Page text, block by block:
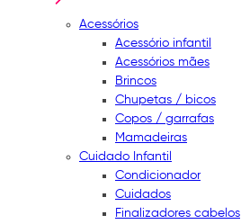
Acessórios
Acessório infantil
Acessórios mães
Brincos
Chupetas / bicos
Copos / garrafas
Mamadeiras
Cuidado Infantil
Condicionador
Cuidados
Finalizadores cabelos